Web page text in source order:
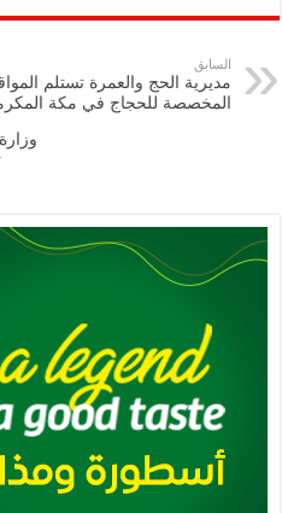
p
y
Li
eb
k
tt
nt
p
السابق
مديرية الحج والعمرة تستلم
المخصصة للحجاج في مكة